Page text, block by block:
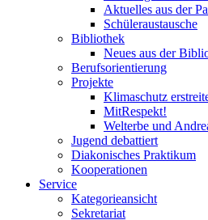
Aktuelles aus der
Schüleraustausche
Bibliothek
Neues aus der
Berufsorientierung
Projekte
Klimaschutz
MitRespekt!
Welterbe und
Jugend debattiert
Diakonisches Praktikum
Kooperationen
Service
Kategorieansicht
Sekretariat